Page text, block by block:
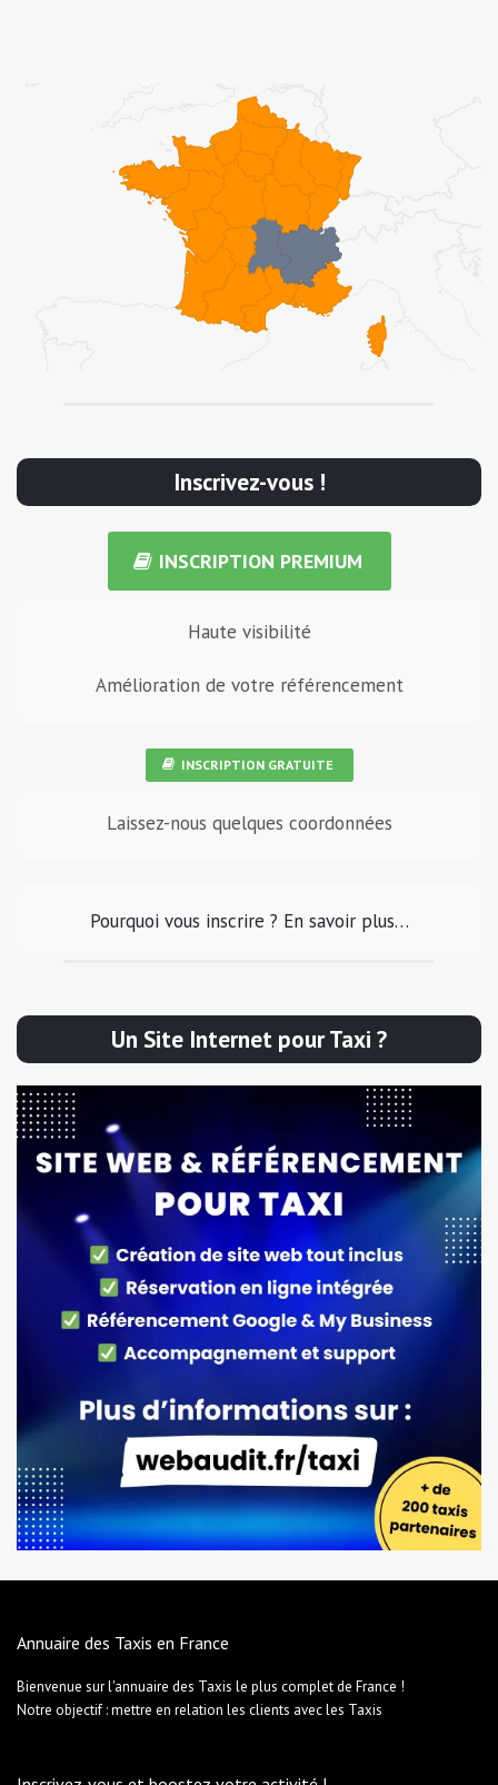
Inscrivez-vous !
INSCRIPTION PREMIUM
Haute visibilité
Amélioration de votre référencement
INSCRIPTION GRATUITE
Laissez-nous quelques coordonnées
Pourquoi vous inscrire ? En savoir plus…
Un Site Internet pour Taxi ?
Annuaire des Taxis en France
Bienvenue sur l'annuaire des Taxis le plus complet de France !
Notre objectif : mettre en relation les clients avec les Taxis